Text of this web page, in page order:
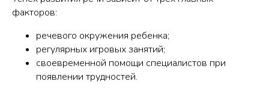
факторов:
речевого окружения ребенка;
регулярных игровых занятий;
своевременной помощи специалистов при
появлении трудностей.